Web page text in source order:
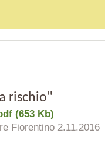
rischio"
(653 Kb)
Fiorentino 2.11.2016